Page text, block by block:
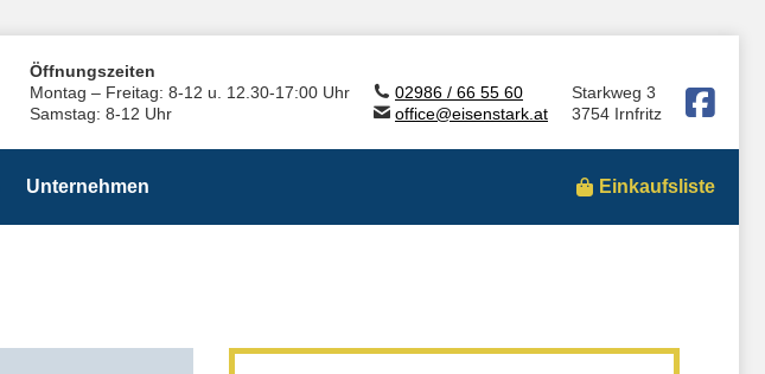
Öffnungszeiten
Montag – Freitag: 8-12 u. 12.30-17:00 Uhr
Samstag: 8-12 Uhr
02986 / 66 55 60
office@eisenstark.at
Starkweg 3
3754 Irnfritz
Unternehmen Einkaufsliste